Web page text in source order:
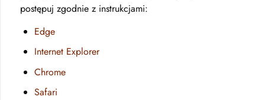
postępuj zgodnie z instrukcjami:
Edge
Internet Explorer
Chrome
Safari